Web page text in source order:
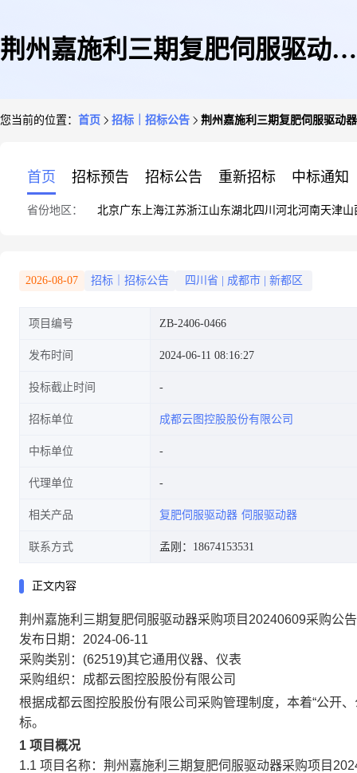
荆州嘉施利三期复肥伺服驱动器
您当前的位置： 首页 招标｜招标公告 荆州嘉施利三期复肥伺服驱动
首页 招标预告 招标公告 重新招标 中标通知
省份地区： 北京广东 上海江苏浙江山东湖北四川 河北河南天津山
2026-08-07 招标｜招标公告 四川省 成都市 新都区
项目编号 ZB-2406-0466
发布时间 2024-06-11 08:16:27
投标截止时间
招标单位 成都云图控股股份有限公司
中标单位
代理单位
相关产品 复肥伺服驱动器 伺服驱动器
联系方式 孟刚：18674153531
正文内容
荆州嘉施利三期复肥伺服驱动器采购项目20240609采购公告
发布日期：2024-06-11
采购类别：(62519)其它通用仪器、仪表
采购组织：成都云图控股股份有限公司
根据成都云图控股股份有限公司采购管理制度，本着“公开
标。
1 项目概况
1.1 项目名称：荆州嘉施利三期复肥伺服驱动器采购项目